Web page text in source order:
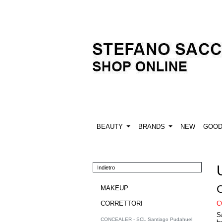
BEAUTY BRANDS NEW
Indietro
MAKEUP
CORRETTORI
CONCEALER - SCL Santiago Pudahuel